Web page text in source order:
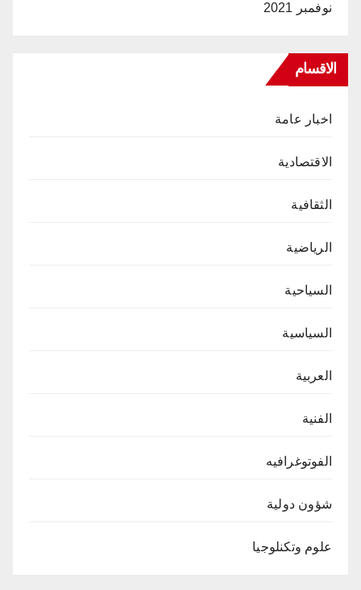
نوفمبر 2021
الاقسام
اخبار عامة
الاقتصادية
الثقافية
الرياضية
السياحية
السياسية
العربية
الفنية
الفوتوغرافيه
شؤون دولية
علوم وتكنلوجيا